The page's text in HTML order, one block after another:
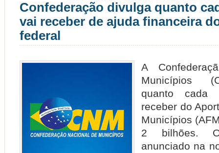
Confederação divulga quanto
vai receber de ajuda financeira
federal
A
Municípios
quanto cada
receber do
Municípios (AF
2 bilhões.
anunciado na